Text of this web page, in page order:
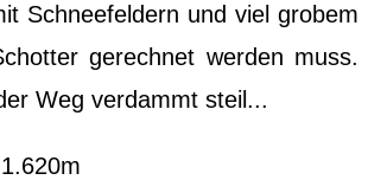
Schneefeldern und viel grobem
gerechnet werden muss.
Weg verdammt steil...